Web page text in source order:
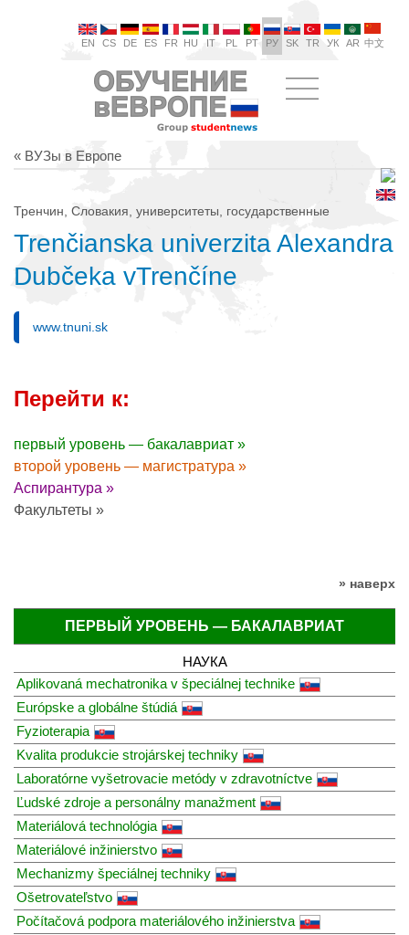
EN CS DE ES FR HU IT PL PT РУ SK TR УК AR 中文
« ВУЗы в Европе
Тренчин, Словакия, университеты, государственные
Trenčianska univerzita Alexandra
Dubčeka vTrenčíne
www.tnuni.sk
Перейти к:
первый уровень — бакалавриат »
второй уровень — магистратура »
Аспирантура »
Факультеты »
» наверх
ПЕРВЫЙ УРОВЕНЬ — БАКАЛАВРИАТ
НАУКА
Aplikovaná mechatronika v špeciálnej technike
Európske a globálne štúdiá
Fyzioterapia
Kvalita produkcie strojárskej techniky
Laboratórne vyšetrovacie metódy v zdravotníctve
Ľudské zdroje a personálny manažment
Materiálová technológia
Materiálové inžinierstvo
Mechanizmy špeciálnej techniky
Ošetrovateľstvo
Počítačová podpora materiálového inžinierstva